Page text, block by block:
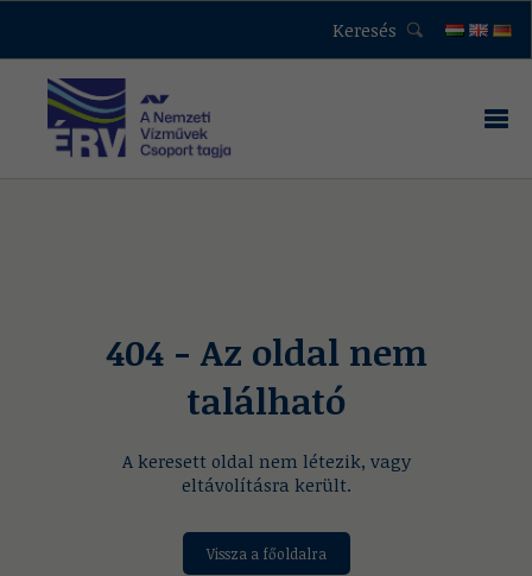
Keresés
404 - Az oldal nem
található
A keresett oldal nem létezik, vagy
eltávolításra került.
Vissza a főoldalra